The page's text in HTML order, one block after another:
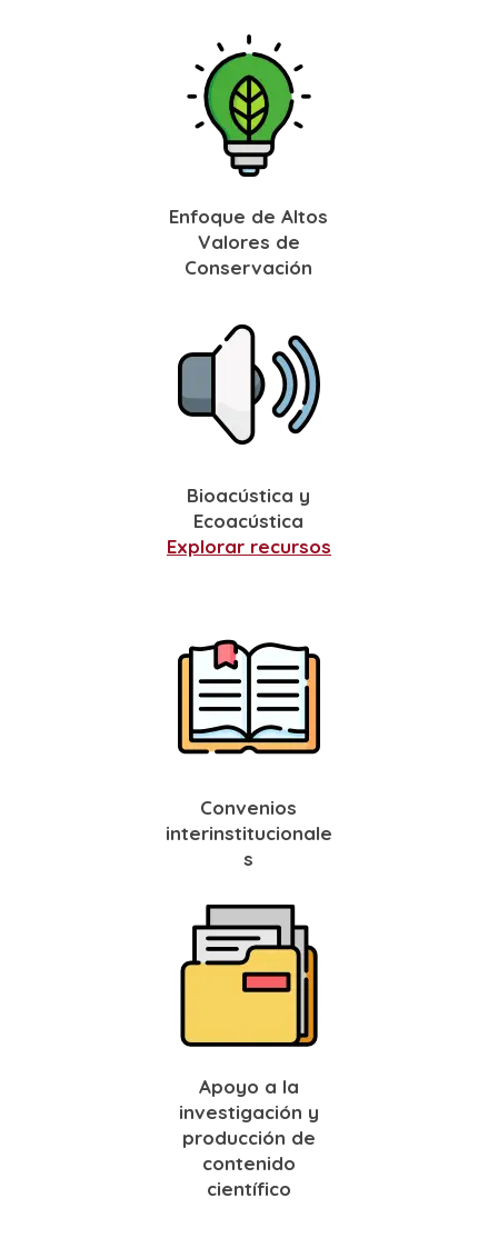
Enfoque de Altos
Valores de
Conservación
Bioacústica y
Ecoacústica
Explorar recursos
Convenios
interinstitucionale
s
Apoyo a la
investigación y
producción de
contenido
científico